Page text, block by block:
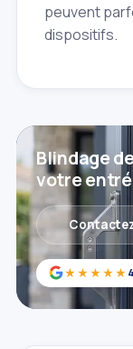
peuvent
dispositifs.
★★★★★
Blindage
votre